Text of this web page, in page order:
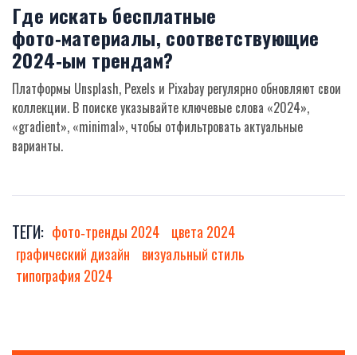
Где искать бесплатные
фото‑материалы, соответствующие
2024‑ым трендам?
Платформы Unsplash, Pexels и Pixabay регулярно обновляют свои
коллекции. В поиске указывайте ключевые слова «2024»,
«gradient», «minimal», чтобы отфильтровать актуальные
варианты.
ТЕГИ: фото‑тренды 2024
цвета 2024
графический дизайн
визуальный стиль
типография 2024